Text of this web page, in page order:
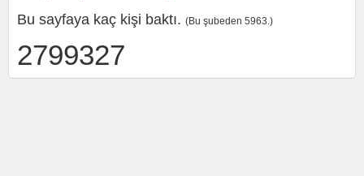
Bu sayfaya kaç kişi baktı. (Bu şubeden 5963.)
2799327